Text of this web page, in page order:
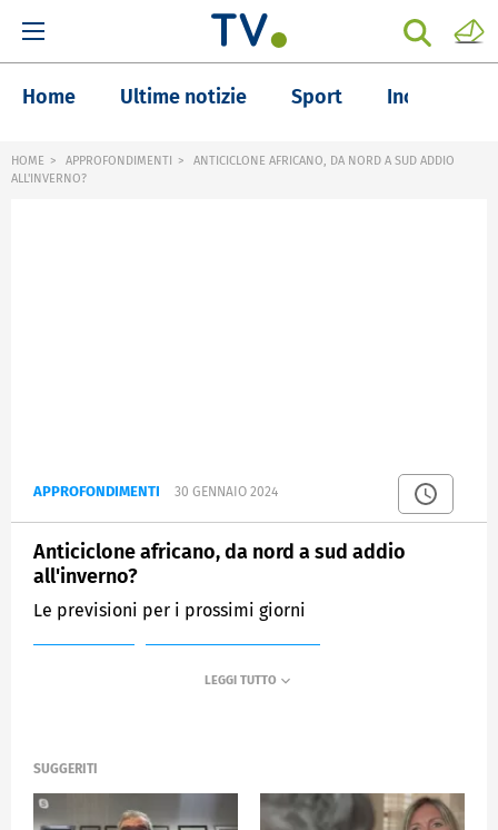
Home Ultime notizie Sport Inchieste
HOME APPROFONDIMENTI
ANTICICLONE AFRICANO, DA NORD A SUD ADDIO
ALL'INVERNO?
APPROFONDIMENTI 30 GENNAIO 2024
Anticiclone africano, da nord a sud addio
all'inverno?
Le previsioni per i prossimi giorni
SUGGERITI